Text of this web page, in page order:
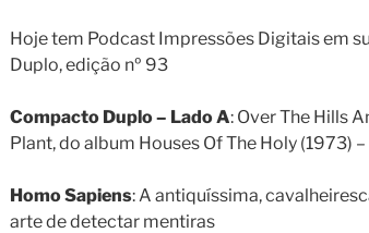
Hoje tem Podcast Impressões Digitais em
Duplo, edição nº 93
Compacto Duplo – Lado A: Over The Hills
Plant, do album Houses Of The Holy (1973)
Homo Sapiens: A antiquíssima,
arte de detectar mentiras